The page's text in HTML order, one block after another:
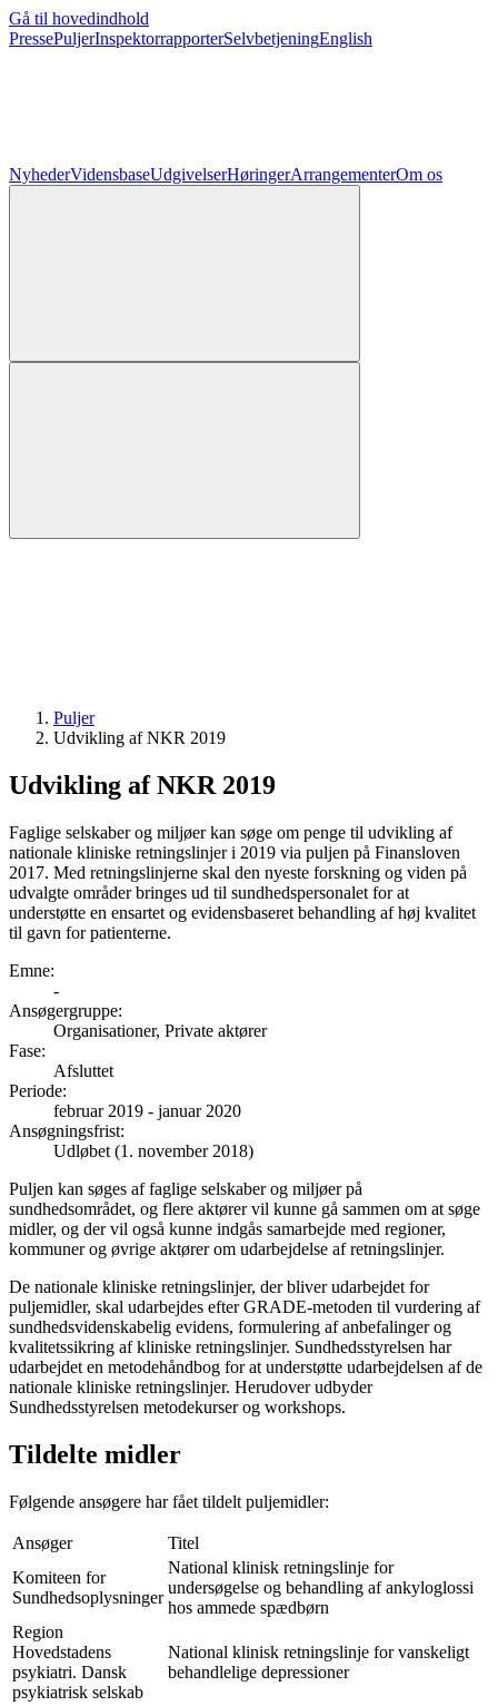
Gå til hovedindhold
PressePuljerInspektorrapporterSelvbetjeningEnglish
NyhederVidensbaseUdgivelserHøringerArrangementerOm os
Puljer
Udvikling af NKR 2019
Udvikling af NKR 2019
Faglige selskaber og miljøer kan søge om penge til udvikling af
nationale kliniske retningslinjer i 2019 via puljen på Finansloven
2017. Med retningslinjerne skal den nyeste forskning og viden på
udvalgte områder bringes ud til sundhedspersonalet for at
understøtte en ensartet og evidensbaseret behandling af høj kvalitet
til gavn for patienterne.
Emne:
-
Ansøgergruppe:
Organisationer, Private aktører
Fase:
Afsluttet
Periode:
februar 2019 - januar 2020
Ansøgningsfrist:
Udløbet (1. november 2018)
Puljen kan søges af faglige selskaber og miljøer på
sundhedsområdet, og flere aktører vil kunne gå sammen om at søge
midler, og der vil også kunne indgås samarbejde med regioner,
kommuner og øvrige aktører om udarbejdelse af retningslinjer.
De nationale kliniske retningslinjer, der bliver udarbejdet for
puljemidler, skal udarbejdes efter GRADE-metoden til vurdering af
sundhedsvidenskabelig evidens, formulering af anbefalinger og
kvalitetssikring af kliniske retningslinjer. Sundhedsstyrelsen har
udarbejdet en metodehåndbog for at understøtte udarbejdelsen af de
nationale kliniske retningslinjer. Herudover udbyder
Sundhedsstyrelsen metodekurser og workshops.
Tildelte midler
Følgende ansøgere har fået tildelt puljemidler:
Ansøger
Titel
Komiteen for
Sundhedsoplysninger
National klinisk retningslinje for
undersøgelse og behandling af ankyloglossi
hos ammede spædbørn
Region
Hovedstadens
psykiatri. Dansk
psykiatrisk selskab
National klinisk retningslinje for vanskeligt
behandlelige depressioner